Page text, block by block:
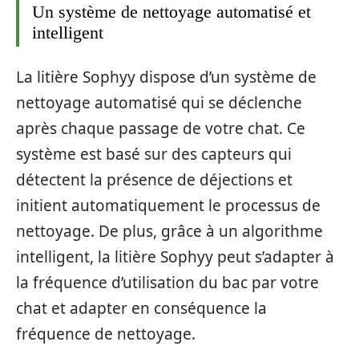
Un système de nettoyage automatisé et
intelligent
La litière Sophyy dispose d’un système de
nettoyage automatisé qui se déclenche
après chaque passage de votre chat. Ce
système est basé sur des capteurs qui
détectent la présence de déjections et
initient automatiquement le processus de
nettoyage. De plus, grâce à un algorithme
intelligent, la litière Sophyy peut s’adapter à
la fréquence d’utilisation du bac par votre
chat et adapter en conséquence la
fréquence de nettoyage.